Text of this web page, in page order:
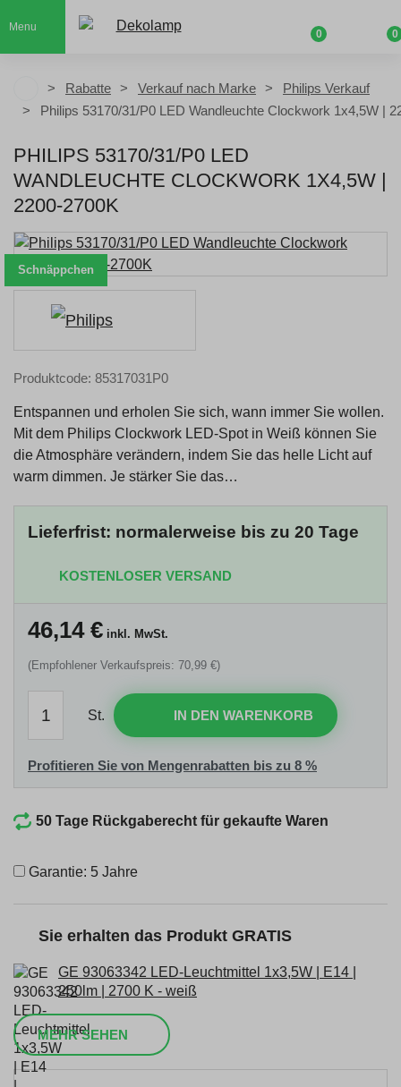
Menu
0 0
Rabatte Verkauf nach Marke
Philips Verkauf
Philips 53170/31/P0 LED Wandleuchte Clockwork 1x4,5W |
PHILIPS 53170/31/P0 LED
WANDLEUCHTE CLOCKWORK 1X4,5W |
2200-2700K
Schnäppchen
Produktcode: 85317031P0
Entspannen und erholen Sie sich, wann immer Sie wollen.
Mit dem Philips Clockwork LED-Spot in Weiß können Sie
die Atmosphäre verändern, indem Sie das helle Licht auf
warm dimmen. Je stärker Sie das…
Lieferfrist: normalerweise bis zu 20 Tage
KOSTENLOSER VERSAND
46,14€ inkl. MwSt.
(Empfohlener Verkaufspreis: 70,99 €)
St. IN DEN WARENKORB
Profitieren Sie von Mengenrabatten bis zu 8 %
50 Tage Rückgaberecht für gekaufte Waren
Garantie: 5 Jahre
Sie erhalten das Produkt GRATIS
GE 93063342 LED-Leuchtmittel 1x3,5W | E14 |
250lm | 2700 K - weiß
MEHR SEHEN